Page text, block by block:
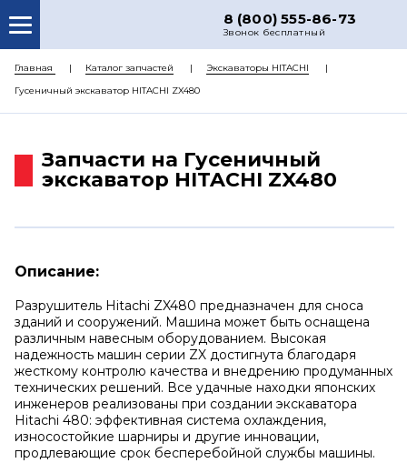
8 (800) 555-86-73
Звонок бесплатный
О НАС
КАТАЛОГ ЗАПЧАСТЕЙ
ДОСТАВКА
Главная Каталог запчастей
Экскаваторы HITACHI
Гусеничный экскаватор HITACHI ZX480
Запчасти на Гусеничный
экскаватор HITACHI ZX480
Описание:
Разрушитель Hitachi ZX480 предназначен для сноса
зданий и сооружений. Машина может быть оснащена
различным навесным оборудованием. Высокая
надежность машин серии ZX достигнута благодаря
жесткому контролю качества и внедрению продуманных
технических решений. Все удачные находки японских
инженеров реализованы при создании экскаватора
Hitachi 480: эффективная система охлаждения,
износостойкие шарниры и другие инновации,
продлевающие срок бесперебойной службы машины.